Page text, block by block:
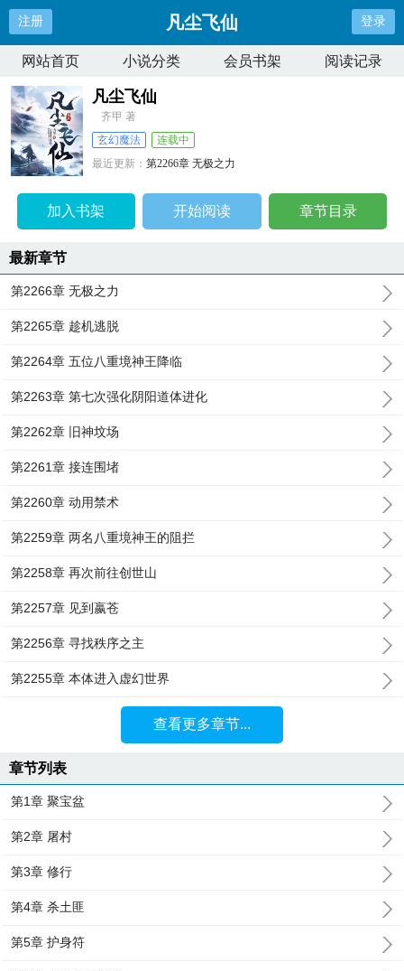
注册 凡尘飞仙 登录
网站首页 小说分类 会员书架 阅读记录
凡尘飞仙
齐甲 著
玄幻魔法
连载中
最近更新：第2266章 无极之力
加入书架 开始阅读 章节目录
最新章节
第2266章 无极之力
第2265章 趁机逃脱
第2264章 五位八重境神王降临
第2263章 第七次强化阴阳道体进化
第2262章 旧神坟场
第2261章 接连围堵
第2260章 动用禁术
第2259章 两名八重境神王的阻拦
第2258章 再次前往创世山
第2257章 见到嬴苍
第2256章 寻找秩序之主
第2255章 本体进入虚幻世界
查看更多章节...
章节列表
第1章 聚宝盆
第2章 屠村
第3章 修行
第4章 杀土匪
第5章 护身符